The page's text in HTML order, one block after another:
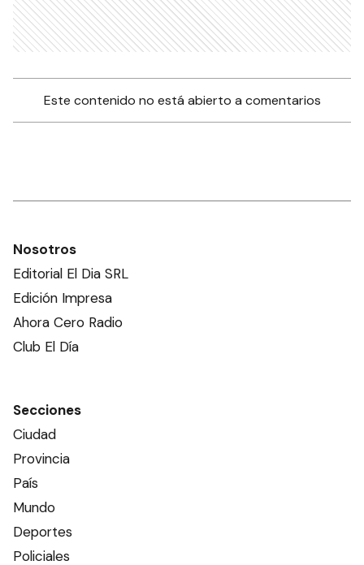
Este contenido no está abierto a comentarios
Nosotros
Editorial El Dia SRL
Edición Impresa
Ahora Cero Radio
Club El Día
Secciones
Ciudad
Provincia
País
Mundo
Deportes
Policiales